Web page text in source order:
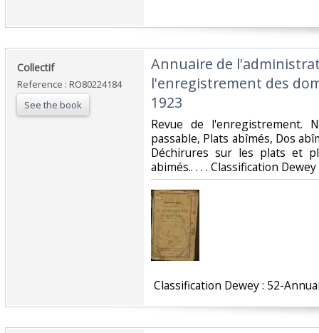
‎Collectif‎
Reference : RO80224184
See the book
‎Annuaire de
l'enregistrement des
1923‎
‎Revue de l'enregistrement.
passable, Plats abîmés, Dos
Déchirures sur les plats et
abimés.. . . . Classification
Classification Dewey : 52-